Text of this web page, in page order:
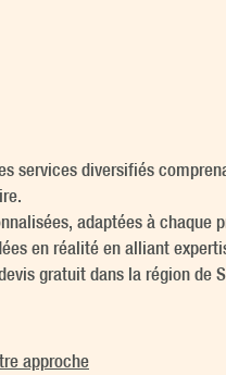
services diversifiés
adaptées à
en réalité en alliant
gratuit dans la région
approche